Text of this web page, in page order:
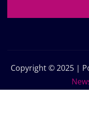
Copyright © 2025 |